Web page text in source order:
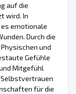
auf die
wird. In
emotionale
Durch die
und
Gefühle
Mitgefühl
für die